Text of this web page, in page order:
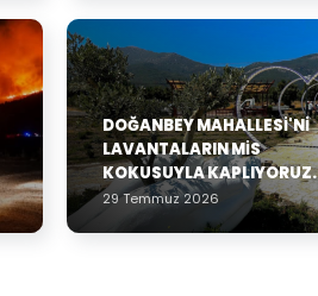
DOĞANBEY MAHALLESI'NI
LAVANTALARIN MIS
KOKUSUYLA KAPLIYORUZ.
29 Temmuz 2026